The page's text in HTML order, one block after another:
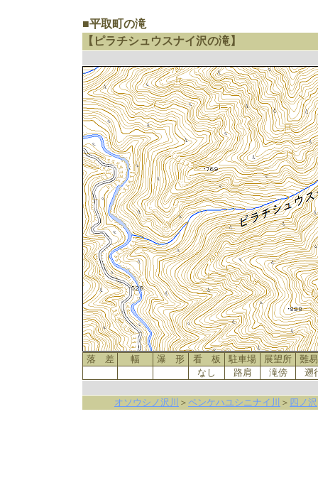
■平取町の滝
【ピラチシュウスナイ沢の滝】
落 差 幅 瀑 形 看 板 駐車場 展望所
難
なし
路肩 滝傍 遡
オソウシノ沢川 ＞ ペンケハユシニナイ川 ＞ 四ノ沢